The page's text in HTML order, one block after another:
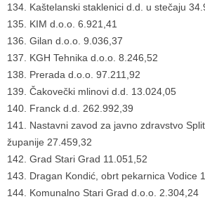
134. Kaštelanski staklenici d.d. u stečaju
135. KIM d.o.o. 6.921,41
136. Gilan d.o.o. 9.036,37
137. KGH Tehnika d.o.o. 8.246,52
138. Prerada d.o.o. 97.211,92
139. Čakovečki mlinovi d.d. 13.024,05
140. Franck d.d. 262.992,39
141. Nastavni zavod za javno zdravstvo
županije 27.459,32
142. Grad Stari Grad 11.051,52
143. Dragan Kondić, obrt pekarnica Vodice
144. Komunalno Stari Grad d.o.o. 2.304,24